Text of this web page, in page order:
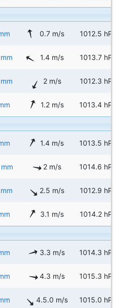
0.7 m/s 1012.5 hPa
1.4 m/s 1013.7 hPa
2 m/s 1012.3 hPa
1.2 m/s 1013.4 hPa
1.4 m/s 1013.5 hPa
2 m/s 1014.6 hPa
2.5 m/s 1012.9 hPa
3.1 m/s 1014.2 hPa
3.3 m/s 1014.3 hPa
4.3 m/s 1015.3 hPa
4.5.0 m/s 1015.0 hPa